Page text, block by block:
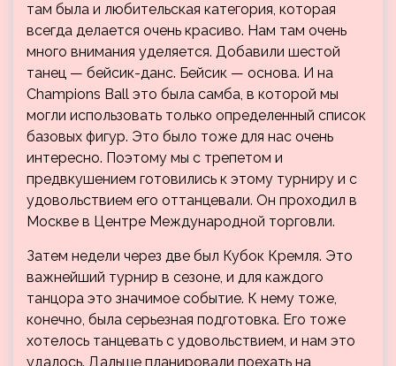
там была и любительская категория, которая
всегда делается очень красиво. Нам там очень
много внимания уделяется. Добавили шестой
танец — бейсик-данс. Бейсик — основа. И на
Champions Ball это была самба, в которой мы
могли использовать только определенный список
базовых фигур. Это было тоже для нас очень
интересно. Поэтому мы с трепетом и
предвкушением готовились к этому турниру и с
удовольствием его оттанцевали. Он проходил в
Москве в Центре Международной торговли.
Затем недели через две был Кубок Кремля. Это
важнейший турнир в сезоне, и для каждого
танцора это значимое событие. К нему тоже,
конечно, была серьезная подготовка. Его тоже
хотелось танцевать с удовольствием, и нам это
удалось. Дальше планировали поехать на